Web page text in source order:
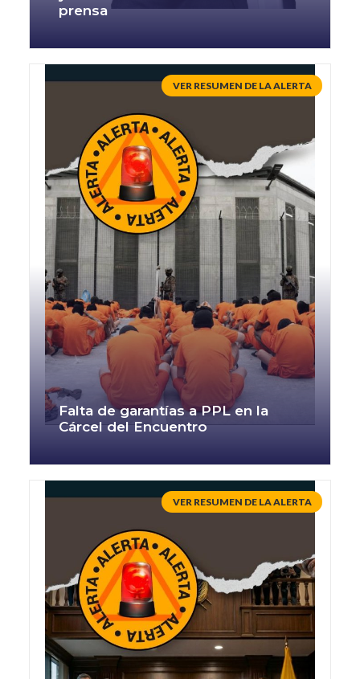
prensa
Falta de garantías a PPL en la
Cárcel del Encuentro